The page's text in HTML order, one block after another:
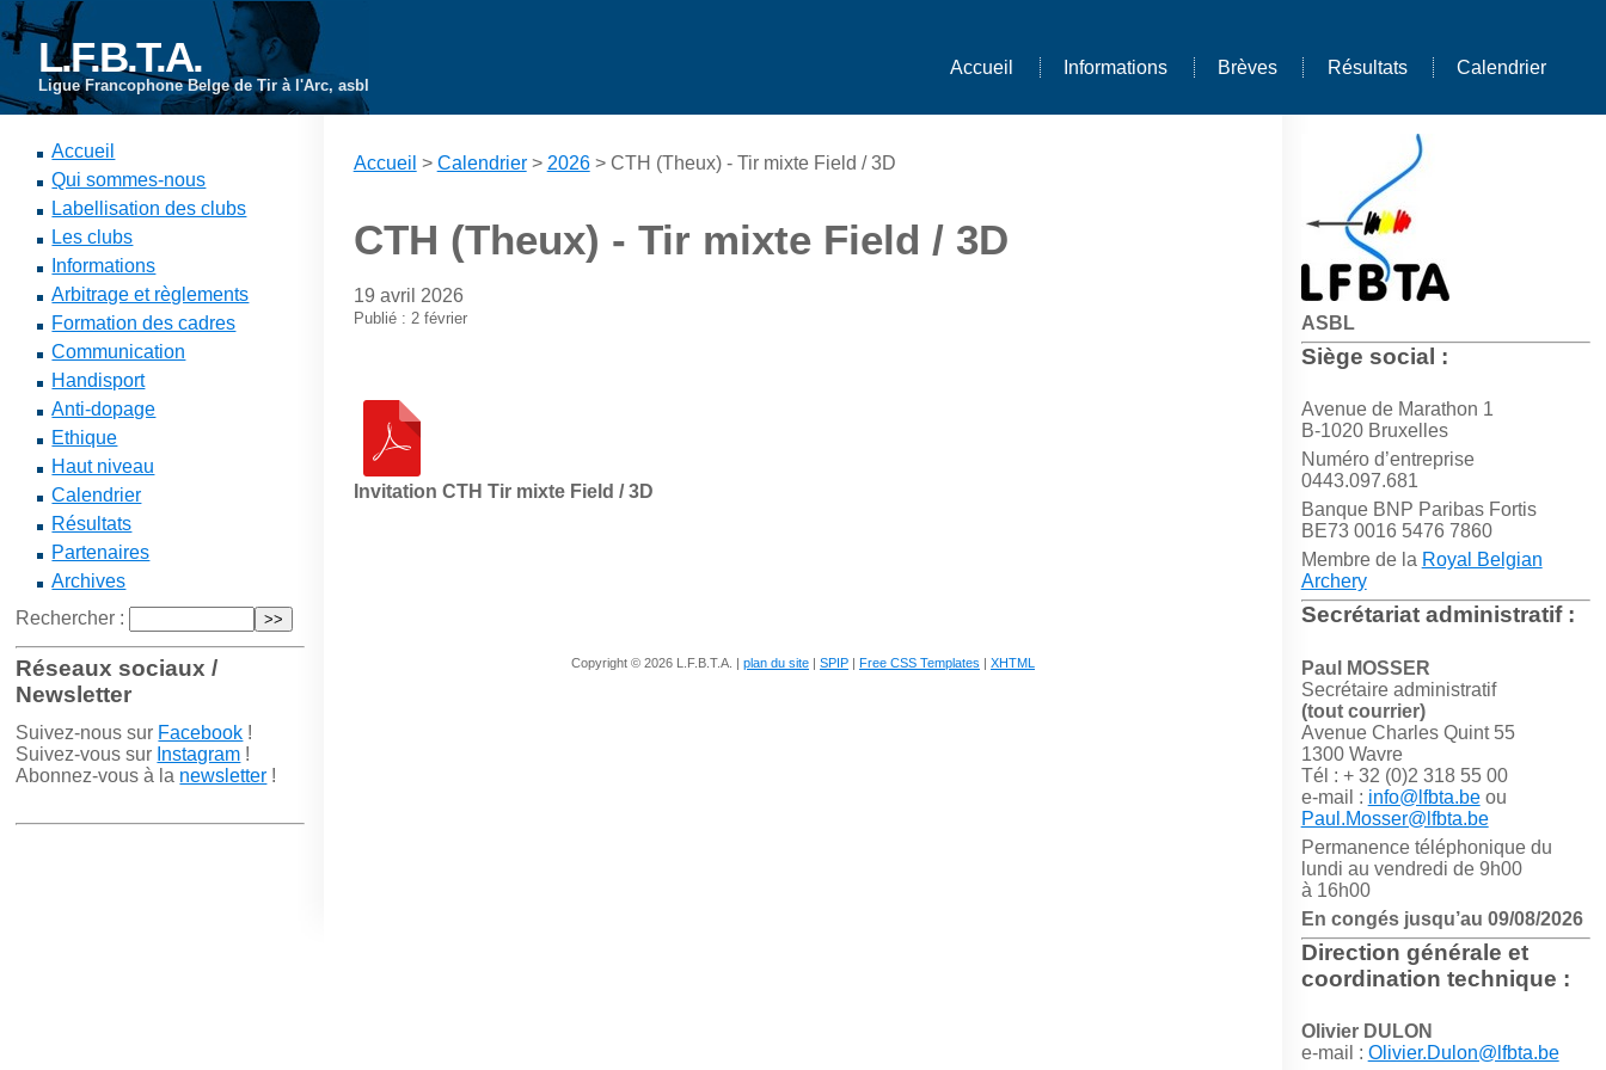
L.F.B.T.A.
Ligue Francophone Belge de Tir à l'Arc, asbl
Accueil Informations Brèves Résultats Calendrier
ASBL
Siège social :
Avenue de Marathon 1
B-1020 Bruxelles
Numéro d’entreprise
0443.097.681
Banque BNP Paribas Fortis
BE73 0016 5476 7860
Membre de la Royal Belgian
Archery
Secrétariat administratif :
Paul MOSSER
Secrétaire administratif
(tout courrier)
Avenue Charles Quint 55
1300 Wavre
Tél : + 32 (0)2 318 55 00
e-mail : info@lfbta.beou
Paul.Mosser@lfbta.be
Permanence téléphonique du
lundi au vendredi de 9h00
à 16h00
En congés jusqu’au 09/08/2026
Direction générale et
coordination technique :
Olivier DULON
e-mail : Olivier.Dulon@lfbta.be
Accueil
Qui sommes-nous
Labellisation des clubs
Les clubs
Informations
Arbitrage et règlements
Formation des cadres
Communication
Handisport
Anti-dopage
Ethique
Haut niveau
Calendrier
Résultats
Partenaires
Archives
Rechercher :
Réseaux sociaux /
Newsletter
Suivez-nous sur Facebook !
Suivez-vous sur Instagram !
Abonnez-vous à la newsletter !
Accueil > Calendrier> 2026> CTH (Theux) - Tir mixte Field / 3D
CTH (Theux) - Tir mixte Field / 3D
19 avril 2026
Publié : 2 février
Invitation CTH Tir mixte Field / 3D
Copyright © 2026 L.F.B.T.A. | plan du site | SPIP | Free CSS Templates | XHTML